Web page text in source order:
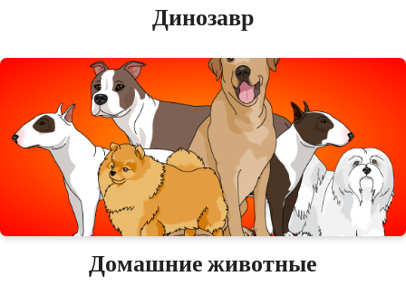
Динозавр
Домашние животные